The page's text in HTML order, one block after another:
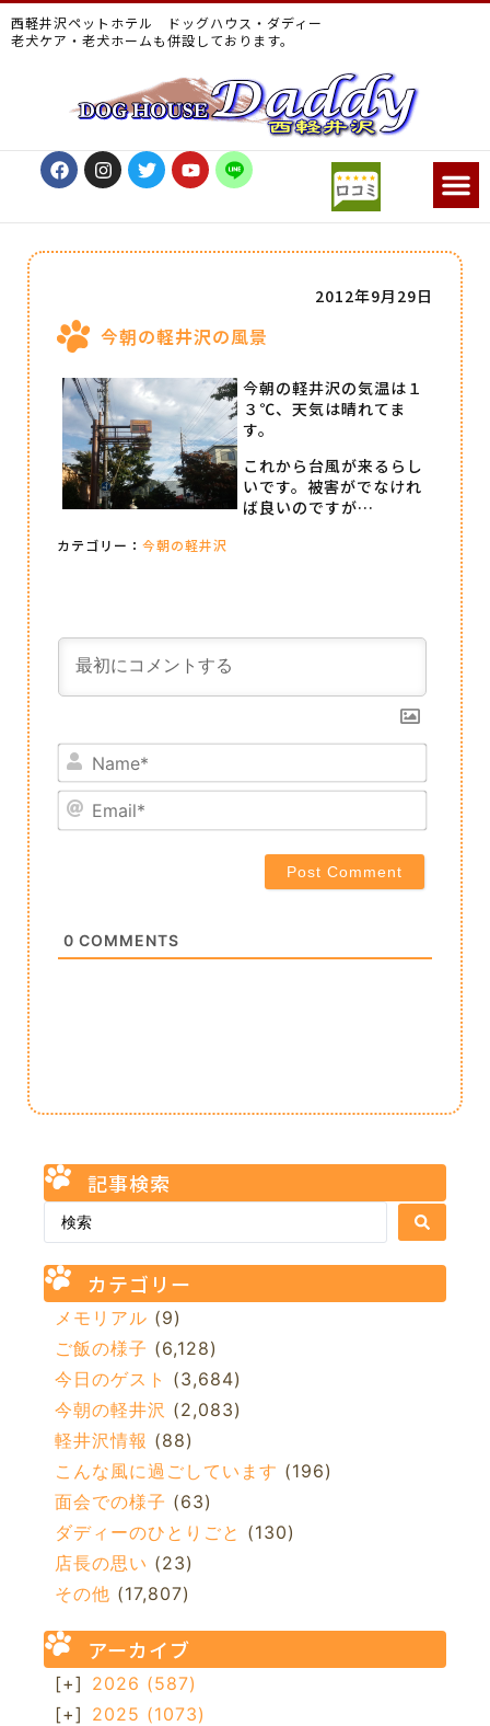
西軽井沢ペットホテル ドッグハウス・ダディー
老犬ケア・老犬ホームも併設しております。
今朝の軽井沢の風景
2012年9月29日
今朝の軽井沢の気温は１
３℃、天気は晴れてま
す。
これから台風が来るらし
いです。被害がでなけれ
ば良いのですが…
カテゴリー： 今朝の軽井沢
Name*
Email*
0 COMMENTS
記事検索
カテゴリー
メモリアル (9)
ご飯の様子 (6,128)
今日のゲスト (3,684)
今朝の軽井沢 (2,083)
軽井沢情報 (88)
こんな風に過ごしています (196)
面会での様子 (63)
ダディーのひとりごと (130)
店長の思い (23)
その他 (17,807)
アーカイブ
[+] 2026 (587)
[+] 2025 (1073)